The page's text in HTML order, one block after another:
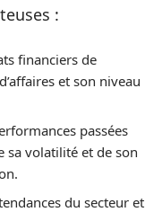
:
financiers de
et son niveau
passées
sa volatilité et de son
du secteur et